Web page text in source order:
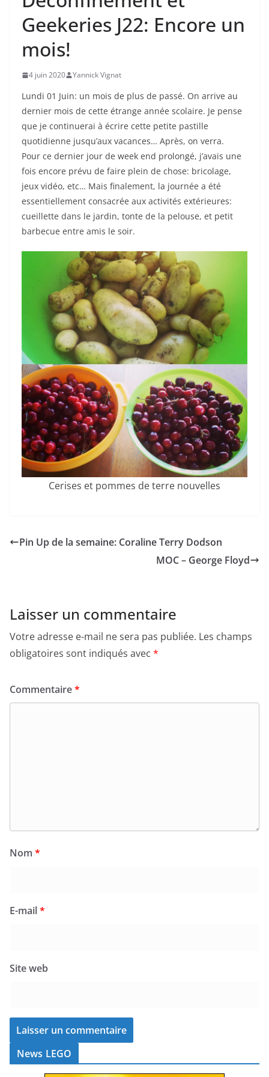
Geekeries J22: Encore un
mois!
4 juin 2020 Yannick Vignat
Lundi 01 Juin: un mois de plus de passé. On arrive au
dernier mois de cette étrange année scolaire. Je pense
que je continuerai à écrire cette petite pastille
quotidienne jusqu’aux vacances… Après, on verra.
Pour ce dernier jour de week end prolongé, j’avais une
fois encore prévu de faire plein de chose: bricolage,
jeux vidéo, etc… Mais finalement, la journée a été
essentiellement consacrée aux activités extérieures:
cueillette dans le jardin, tonte de la pelouse, et petit
barbecue entre amis le soir.
Cerises et pommes de terre nouvelles
Pin Up de la semaine: Coraline Terry Dodson
MOC – George Floyd
Laisser un commentaire
Votre adresse e-mail ne sera pas publiée. Les champs
obligatoires sont indiqués avec *
Commentaire*
Nom *
E-mail*
Site web
News LEGO